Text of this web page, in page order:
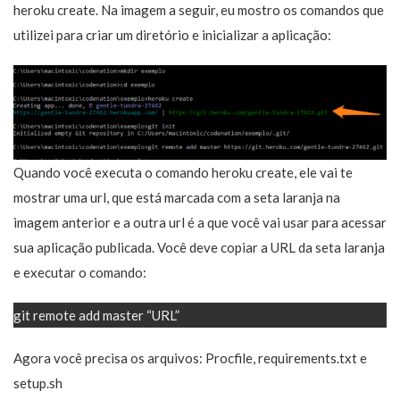
heroku create. Na imagem a seguir, eu mostro os comandos que
utilizei para criar um diretório e inicializar a aplicação:
Quando você executa o comando heroku create, ele vai te
mostrar uma url, que está marcada com a seta laranja na
imagem anterior e a outra url é a que você vai usar para acessar
sua aplicação publicada. Você deve copiar a URL da seta laranja
e executar o comando:
git remote add master “URL”
Agora você precisa os arquivos: Procfile, requirements.txt e
setup.sh